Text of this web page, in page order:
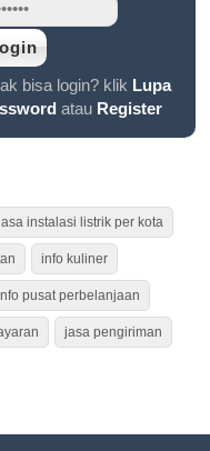
bisa login? klik Lupa
atau Register
instalasi listrik per kota
info kuliner
pusat perbelanjaan
jasa pengiriman